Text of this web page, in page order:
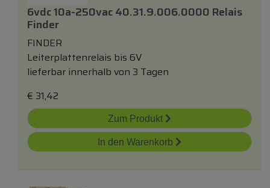
6vdc 10a-250vac 40.31.9.006.0000 Relais
Finder
FINDER
Leiterplattenrelais bis 6V
lieferbar innerhalb von 3 Tagen
€ 31,42
Zum Produkt
In den Warenkorb